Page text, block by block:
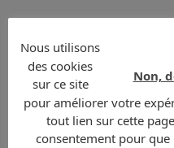
Non,
Nous utilisons
des cookies
sur ce site
pour améliorer votre
tout lien sur cette
consentement pour